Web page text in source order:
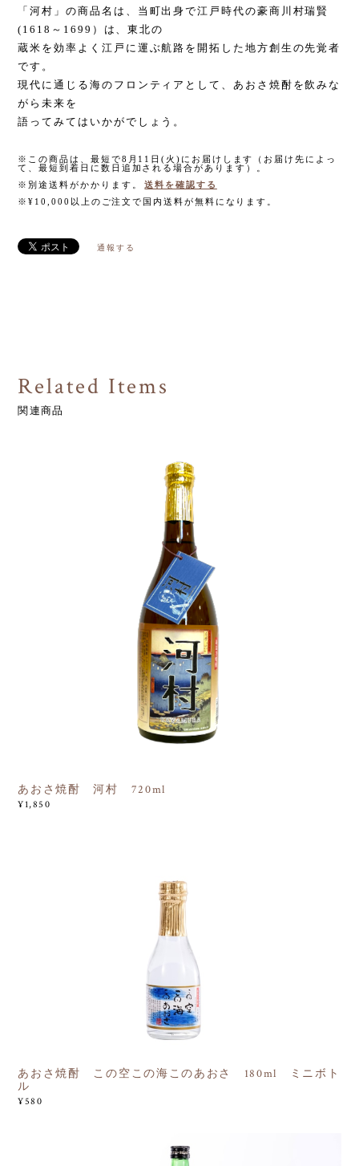
「河村」の商品名は、当町出身で江戸時代の豪商川村瑞賢
(1618～1699）は、東北の
蔵米を効率よく江戸に運ぶ航路を開拓した地方創生の先覚者
です。
現代に通じる海のフロンティアとして、あおさ焼酎を飲みな
がら未来を
語ってみてはいかがでしょう。
※この商品は、最短で8月11日(火)にお届けします（お届け先によっ
て、最短到着日に数日追加される場合があります）。
※別途送料がかかります。
送料を確認する
※¥10,000以上のご注文で国内送料が無料になります。
通報する
Related Items
関連商品
あおさ焼酎 河村 720ml
¥1,850
あおさ焼酎 この空この海このあおさ 180ml ミニボト
ル
¥580